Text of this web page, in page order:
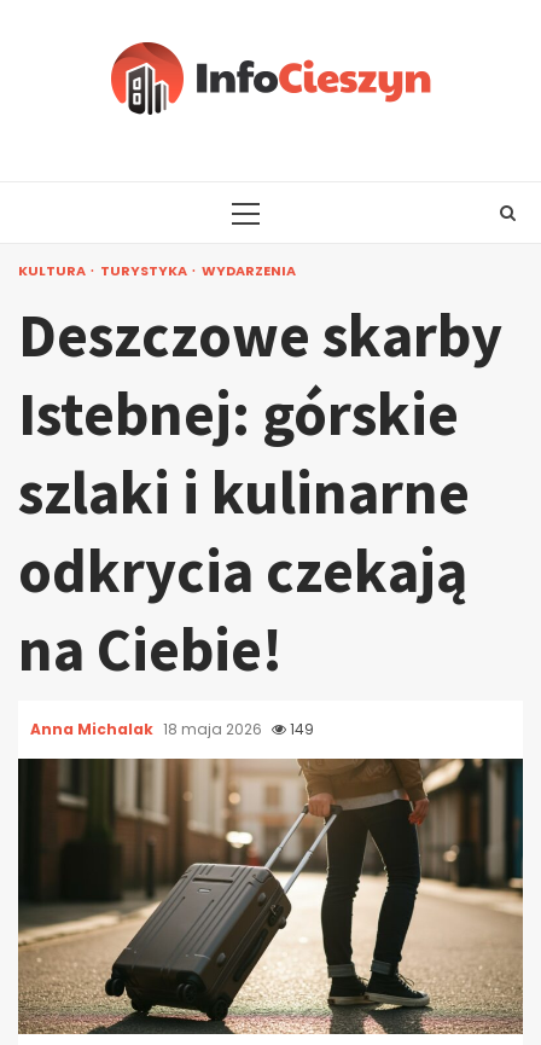
PRIMARY
KULTURA TURYSTYKA WYDARZENIA
Deszczowe skarby
Istebnej: górskie
szlaki i kulinarne
odkrycia czekają
na Ciebie!
Anna Michalak 18 maja 2026 149